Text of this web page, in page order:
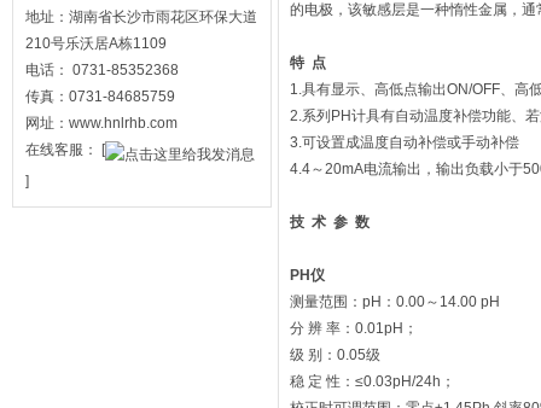
地址：湖南省长沙市雨花区环保大道
210号乐沃居A栋1109
电话： 0731-85352368
传真：0731-84685759
网址：www.hnlrhb.com
在线客服：
[
]
的电极，该敏感层是一种惰性金属，
特 点
1.具有显示、高低点输出ON/OFF、高
2.系列PH计具有自动温度补偿功能、
3.可设置成温度自动补偿或手动补偿
4.4～20mA电流输出，输出负载小于
技 术 参 数
PH 仪
测量范围：pH：0.00～14.00 pH
分 辨 率：0.01pH；
级 别：0.05级
稳 定 性：≤0.03pH/24h；